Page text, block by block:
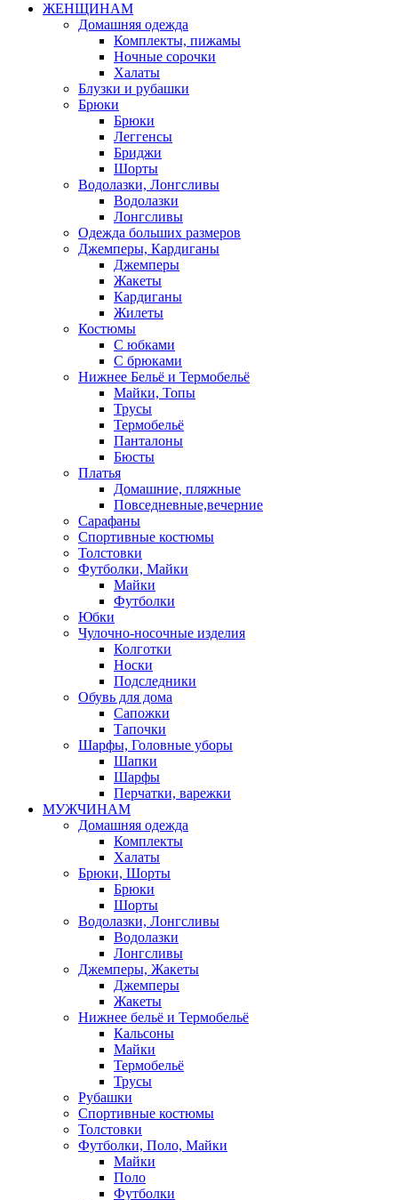
ЖЕНЩИНАМ
Домашняя одежда
Комплекты, пижамы
Ночные сорочки
Халаты
Блузки и рубашки
Брюки
Брюки
Леггенсы
Бриджи
Шорты
Водолазки, Лонгсливы
Водолазки
Лонгсливы
Одежда больших размеров
Джемперы, Кардиганы
Джемперы
Жакеты
Кардиганы
Жилеты
Костюмы
С юбками
С брюками
Нижнее Бельё и Термобельё
Майки, Топы
Трусы
Термобельё
Панталоны
Бюсты
Платья
Домашние, пляжные
Повседневные,вечерние
Сарафаны
Спортивные костюмы
Толстовки
Футболки, Майки
Майки
Футболки
Юбки
Чулочно-носочные изделия
Колготки
Носки
Подследники
Обувь для дома
Сапожки
Тапочки
Шарфы, Головные уборы
Шапки
Шарфы
Перчатки, варежки
МУЖЧИНАМ
Домашняя одежда
Комплекты
Халаты
Брюки, Шорты
Брюки
Шорты
Водолазки, Лонгсливы
Водолазки
Лонгсливы
Джемперы, Жакеты
Джемперы
Жакеты
Нижнее бельё и Термобельё
Кальсоны
Майки
Термобельё
Трусы
Рубашки
Спортивные костюмы
Толстовки
Футболки, Поло, Майки
Майки
Поло
Футболки